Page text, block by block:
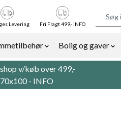
Bolig og gaver
Levering Fri Fragt 499,- INFO
v/køb over 499,-
- INFO